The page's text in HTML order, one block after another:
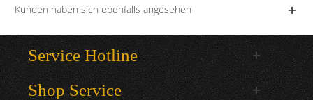
Kunden haben sich ebenfalls angesehen
Service Hotline
Shop Service